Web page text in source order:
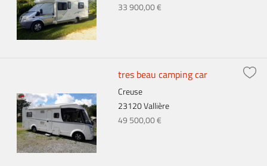
33 900,00 €
tres beau camping car
Creuse
23120 Vallière
49 500,00 €